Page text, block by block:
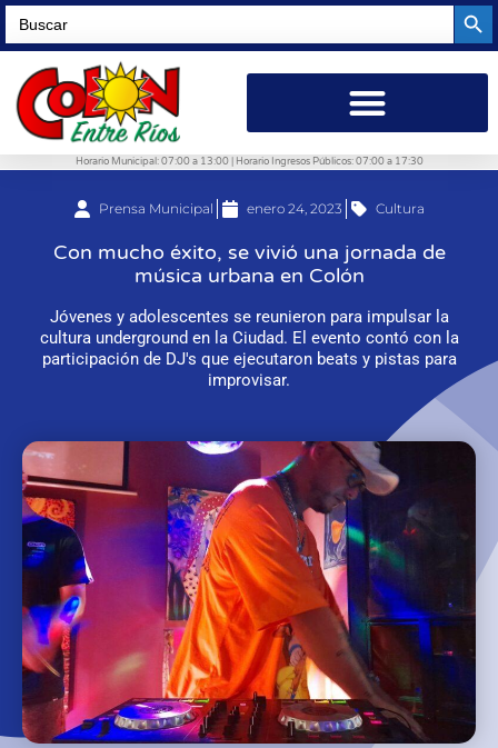
Search
for:
Horario Municipal: 07:00 a 13:00 | Horario Ingresos Públicos: 07:00 a 17:30
Prensa Municipal enero 24, 2023 Cultura
Con mucho éxito, se vivió una jornada de
música urbana en Colón
Jóvenes y adolescentes se reunieron para impulsar la
cultura underground en la Ciudad. El evento contó con la
participación de DJ's que ejecutaron beats y pistas para
improvisar.